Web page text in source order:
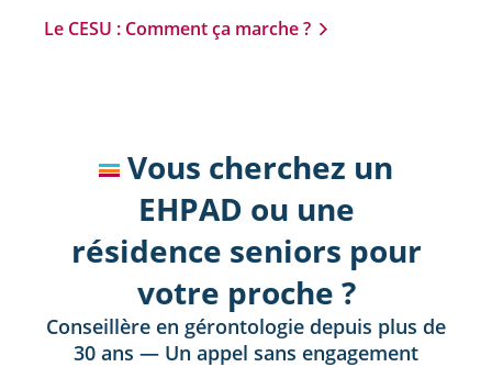
Le CESU : Comment ça marche ?
Vous cherchez un
EHPAD ou une
résidence seniors pour
votre proche ?
Conseillère en gérontologie depuis plus de
30 ans — Un appel sans engagement